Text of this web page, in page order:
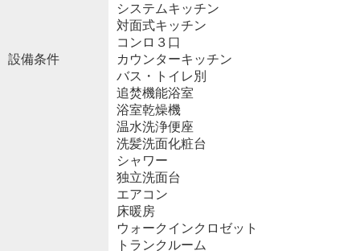
設備条件
システムキッチン
対面式キッチン
コンロ３口
カウンターキッチン
バス・トイレ別
追焚機能浴室
浴室乾燥機
温水洗浄便座
洗髪洗面化粧台
シャワー
独立洗面台
エアコン
床暖房
ウォークインクロゼット
トランクルーム